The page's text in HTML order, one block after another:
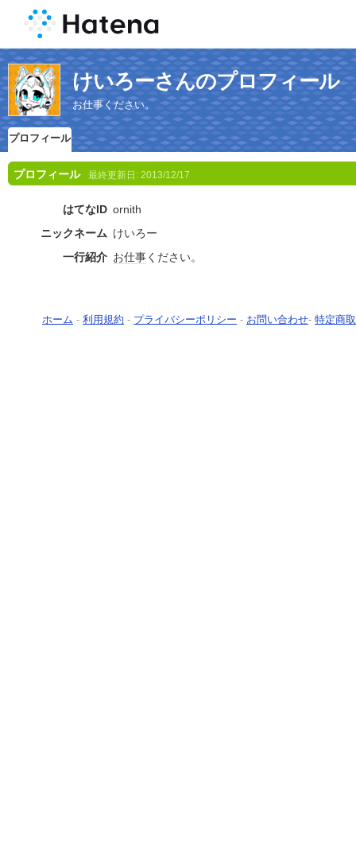
けいろーさんのプロフィール
お仕事ください。
プロフィール
プロフィール 最終更新日: 2013/12/17
はてなID ornith
ニックネーム けいろー
一行紹介 お仕事ください。
ホーム - 利用規約 - プライバシーポリシー - お問い合わせ- 特定商